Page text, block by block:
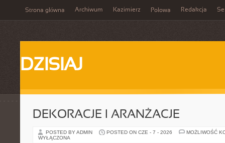
Strona główna Archiwum Kazimierz Połowa Redakcja
DZISIAJ
DEKORACJE I ARANŻACJE
POSTED BY ADMIN POSTED ON CZE - 7 - 2026
MOŻLIWOŚĆ
WYŁĄCZONA